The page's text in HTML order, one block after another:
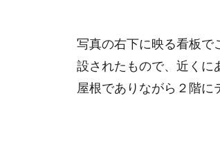
写真の右下に映る看板で
設されたもので、近くに
屋根でありながら２階に